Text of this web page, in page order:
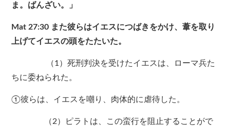
ま。ばんざい。」
Mat 27:30 また彼らはイエスにつばきをかけ、葦を取り
上げてイエスの頭をたたいた。
（1）死刑判決を受けたイエスは、ローマ兵た
ちに委ねられた。
①彼らは、イエスを嘲り、肉体的に虐待した。
（2）ピラトは、この蛮行を阻止することがで